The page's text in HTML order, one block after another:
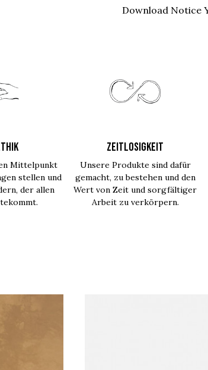
Download Notice
Mittelpunkt
stellen und
der allen
ZEITLOSIGKEIT
Unsere Produkte sind dafür
gemacht, zu bestehen und den
Wert von Zeit und sorgfältiger
Arbeit zu verkörpern.